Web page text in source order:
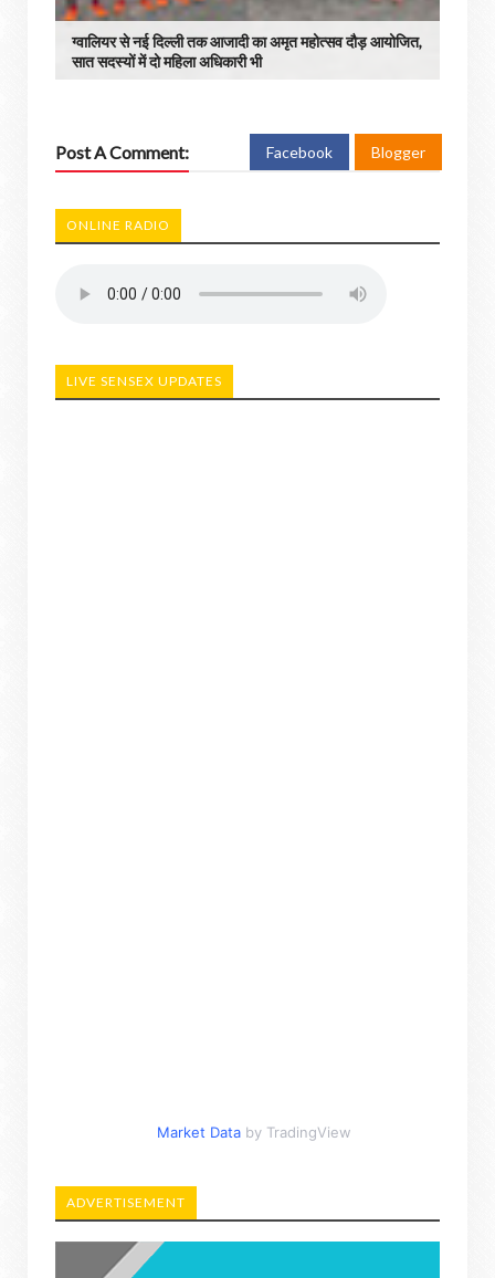
ग्वालियर से नई दिल्ली तक आजादी का अमृत महोत्सव दौड़ आयोजित,
सात सदस्यों में दो महिला अधिकारी भी
Post A Comment: Facebook Blogger
ONLINE RADIO
LIVE SENSEX UPDATES
Market Data by TradingView
ADVERTISEMENT